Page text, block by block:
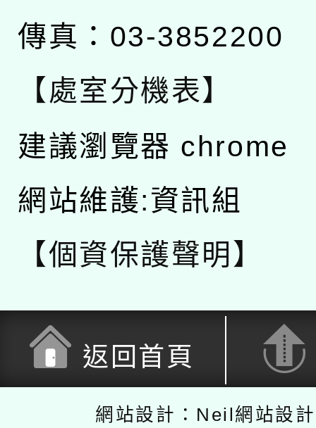
傳真：03-3852200
【處室分機表】
建議瀏覽器 chrome
網站維護:資訊組
【個資保護聲明】
返回首頁
網站設計：Neil網站設